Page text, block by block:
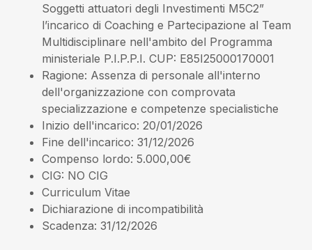
Soggetti attuatori degli Investimenti M5C2”
l’incarico di Coaching e Partecipazione al Team
Multidisciplinare nell'ambito del Programma
ministeriale P.I.P.P.I. CUP: E85I25000170001
Ragione: Assenza di personale all'interno
dell'organizzazione con comprovata
specializzazione e competenze specialistiche
Inizio dell'incarico: 20/01/2026
Fine dell'incarico: 31/12/2026
Compenso lordo: 5.000,00€
CIG: NO CIG
Curriculum Vitae
Dichiarazione di incompatibilità
Scadenza: 31/12/2026